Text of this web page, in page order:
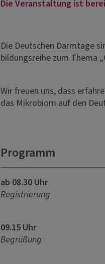
Die Veranstaltung ist
Die Deutschen Darmtage
bildungsreihe zum Thema
Wir freuen uns, dass
das Mikrobiom auf den
Programm
ab 08.30 Uhr
Registrierung
09.15 Uhr
Begrüßung